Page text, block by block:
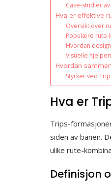
Case-studier
Hva er effektive
Oversikt over
Populære rute-
Hvordan
Visuelle
Hvordan
Styrker ved
Hva er
Trips-
siden av banen.
ulike rute-
Definisjon